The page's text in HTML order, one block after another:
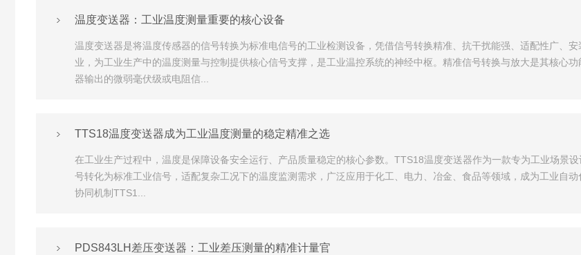
温度变送器：工业温度测量重要的核心设备
温度变送器是将温度传感器的信号转换为标准电信号的工业检测设备，凭借信号转换精准、抗干扰能强、适配性广、
业，为工业生产中的温度测量与控制提供核心信号支撑，是工业温控系统的神经中枢。​精准信号转换与放大是其核心
器输出的微弱毫伏级或电阻信...
TTS18温度变送器成为工业温度测量的稳定精准之选
在工业生产过程中，温度是保障设备安全运行、产品质量稳定的核心参数。TTS18温度变送器作为一款专为工业场景
号转化为标准工业信号，适配复杂工况下的温度监测需求，广泛应用于化工、电力、冶金、食品等领域，成为工业自
协同机制​TTS1...
PDS843LH差压变送器：工业差压测量的精准计量官​